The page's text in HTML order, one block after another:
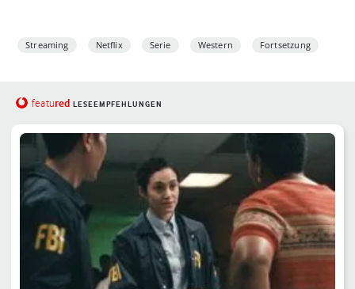
Streaming Netflix Serie Western Fortsetzung
featured LESEEMPFEHLUNGEN